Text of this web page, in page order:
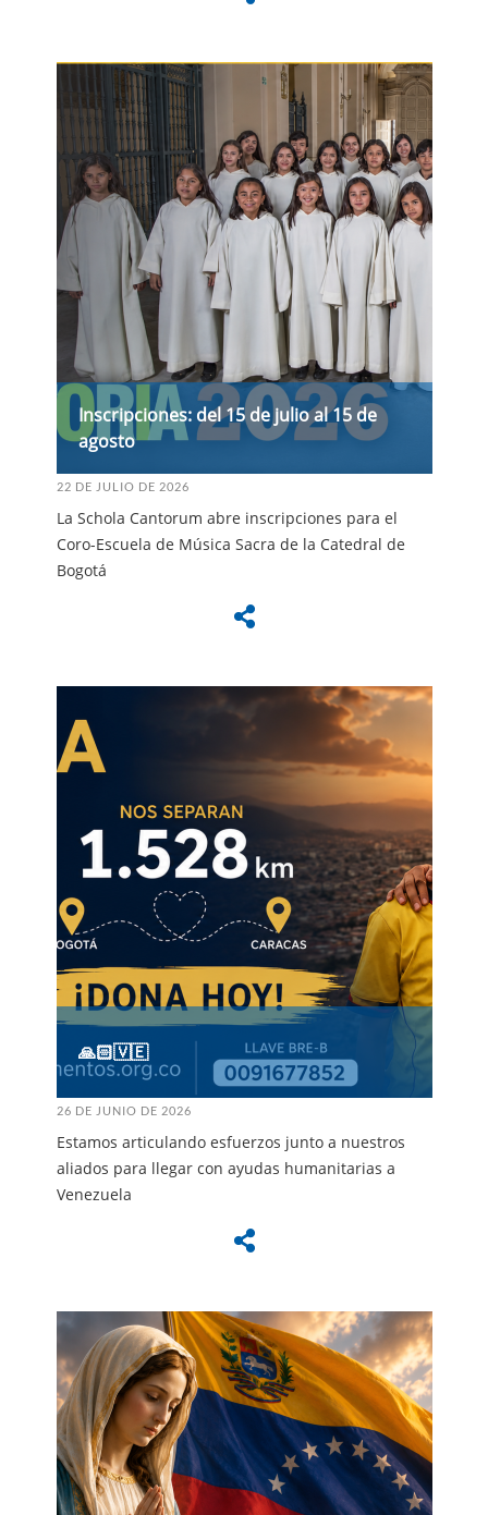
Inscripciones: del 15 de julio al 15 de
agosto
22 DE JULIO DE 2026
La Schola Cantorum abre inscripciones para el
Coro-Escuela de Música Sacra de la Catedral de
Bogotá
🙏🏻🇻🇪
26 DE JUNIO DE 2026
Estamos articulando esfuerzos junto a nuestros
aliados para llegar con ayudas humanitarias a
Venezuela